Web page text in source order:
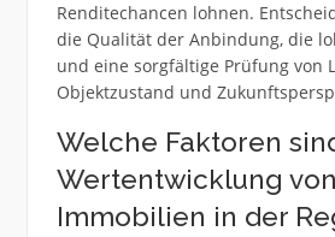
Renditechancen lohnen.
die Qualität der Anbindung, die
und eine sorgfältige Prüfung von
Objektzustand und
Welche Faktoren
Wertentwicklung von
Immobilien in der